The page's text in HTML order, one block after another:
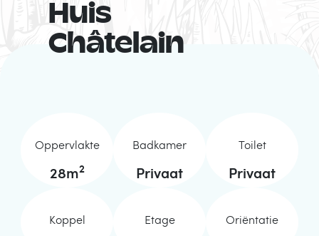
Huis
Châtelain
Oppervlakte
28m2
Badkamer
Privaat
Toilet
Privaat
Koppel Etage Oriëntatie